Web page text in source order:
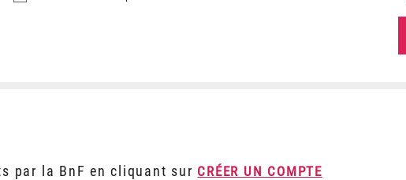
par la BnF en cliquant sur CRÉER UN COMPTE